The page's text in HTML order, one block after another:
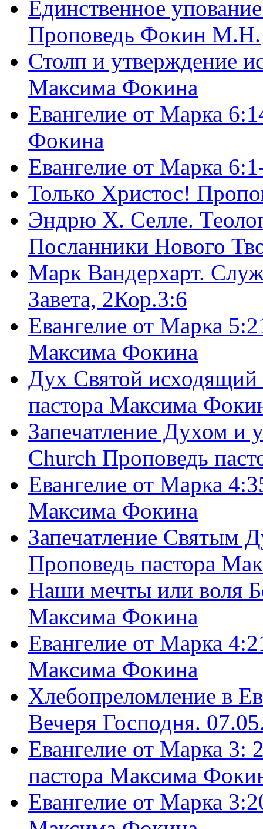
Единственное
Проповедь Фокин М.Н.
Столп и утверждение
Максима Фокина
Евангелие от Марка
Фокина
Евангелие от Марка
Только Христос!
Эндрю Х. Селле.
Посланники Нового
Марк Вандерхарт.
Завета, 2Кор.3:6
Евангелие от Марка
Максима Фокина
Дух Святой
пастора Максима
Запечатление Духом и
Church Проповедь
Евангелие от Марка
Максима Фокина
Запечатление Святым
Проповедь пастора
Наши мечты или воля
Максима Фокина
Евангелие от Марка
Максима Фокина
Хлебопреломление в
Вечеря Господня.
Евангелие от Марка 3:
пастора Максима
Евангелие от Марка